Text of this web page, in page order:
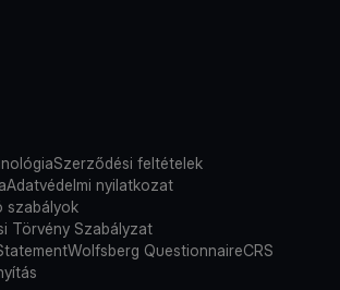
Szerződési feltételek
Adatvédelmi nyilatkozat
szabályok
Törvény Szabályzat
Wolfsberg QuestionnaireCRS